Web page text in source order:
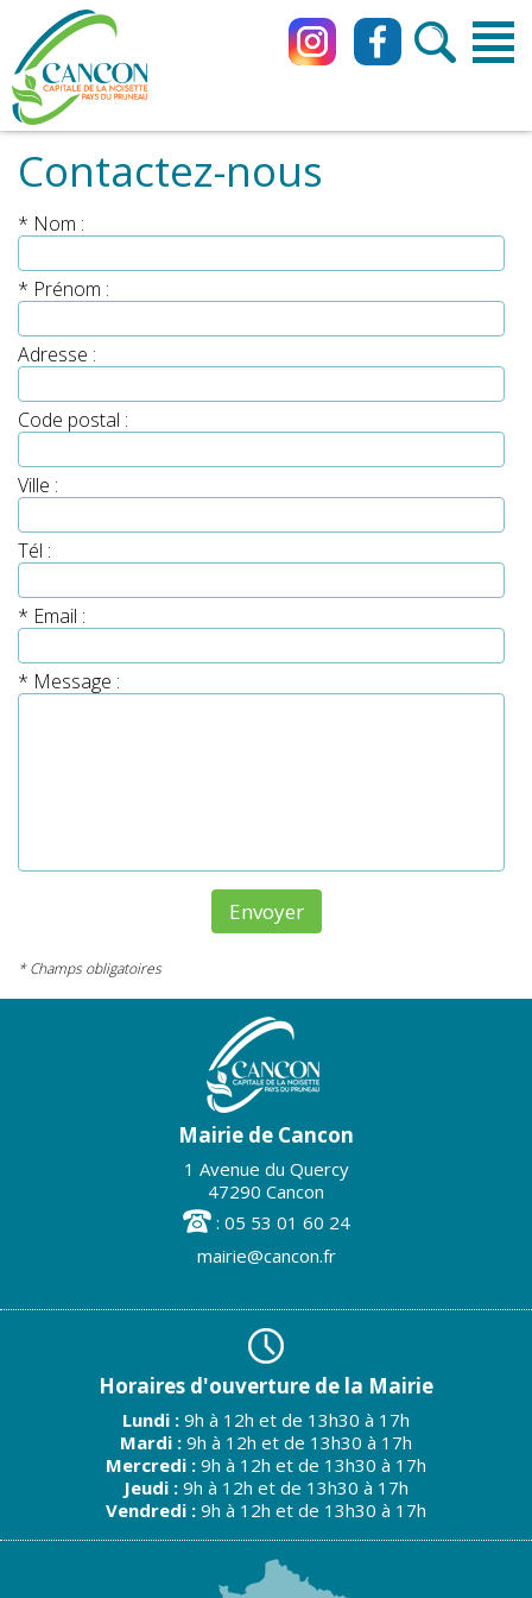
Contactez-nous
* Nom :
* Prénom :
Adresse :
Code postal :
Ville :
Tél :
* Email :
* Message :
* Champs obligatoires
Mairie de Cancon
1 Avenue du Quercy
47290 Cancon
: 05 53 01 60 24
mairie@cancon.fr
Horaires d'ouverture de la Mairie
Lundi : 9h à 12h et de 13h30 à 17h
Mardi : 9h à 12h et de 13h30 à 17h
Mercredi : 9h à 12h et de 13h30 à 17h
Jeudi : 9h à 12h et de 13h30 à 17h
Vendredi : 9h à 12h et de 13h30 à 17h